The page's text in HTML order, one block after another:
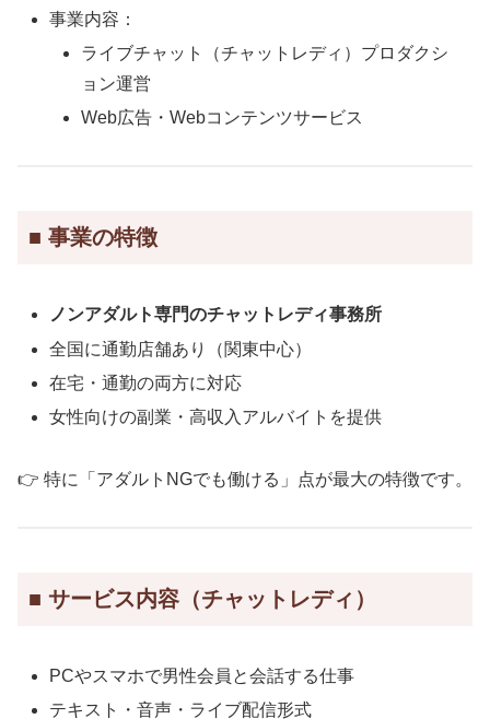
事業内容：
ライブチャット（チャットレディ）プロダクシ
ョン運営
Web広告・Webコンテンツサービス
■ 事業の特徴
ノンアダルト専門のチャットレディ事務所
全国に通勤店舗あり（関東中心）
在宅・通勤の両方に対応
女性向けの副業・高収入アルバイトを提供
👉 特に「アダルトNGでも働ける」点が最大の特徴です。
■ サービス内容（チャットレディ）
PCやスマホで男性会員と会話する仕事
テキスト・音声・ライブ配信形式